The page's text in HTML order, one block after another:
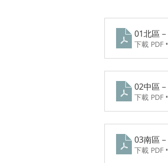
01北區
下載 PDF
02中區
下載 PDF
03南區
下載 PDF